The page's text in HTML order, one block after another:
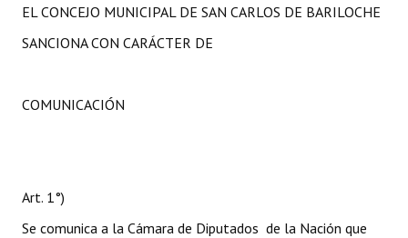
EL CONCEJO MUNICIPAL DE SAN CARLOS DE BARILOCHE
SANCIONA CON CARÁCTER DE
COMUNICACIÓN
Art. 1°)
Se comunica a la Cámara de Diputados de la Nación que